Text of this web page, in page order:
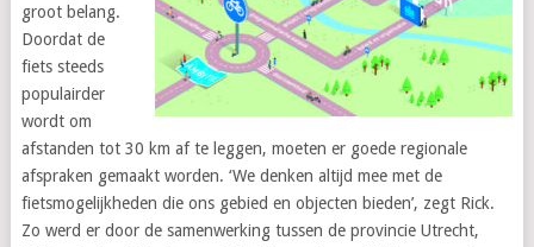
groot belang.
Doordat de
fiets steeds
populairder
wordt om
afstanden tot 30 km af te leggen, moeten er goede regionale
afspraken gemaakt worden. ‘We denken altijd mee met de
fietsmogelijkheden die ons gebied en objecten bieden’, zegt Rick.
Zo werd er door de samenwerking tussen de provincie Utrecht,